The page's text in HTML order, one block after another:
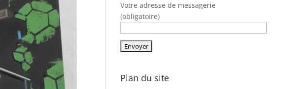
Votre adresse de messagerie
(obligatoire)
Plan du site